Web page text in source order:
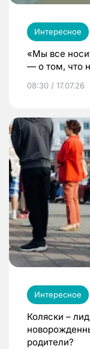
Интересное
«Мы все
— о том, что
08:30 / 17.07.26
Интересное
Коляски –
родители?